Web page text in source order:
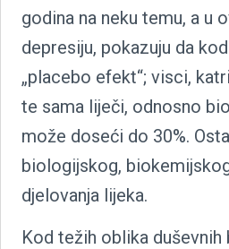
godina na neku temu, a u
depresiju, pokazuju da
„placebo efekt“; visci,
te sama liječi, odnosno
može doseći do 30%.
biologijskog,
djelovanja lijeka.
Kod težih oblika